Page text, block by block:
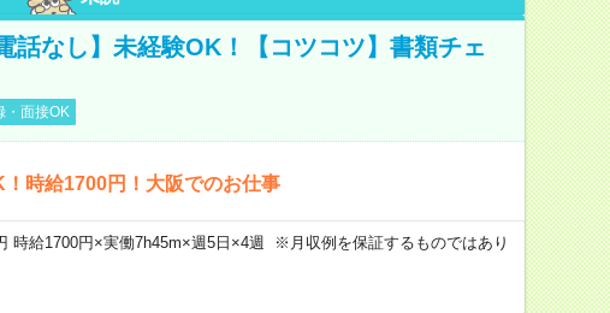
話なし】未経験OK！【コツコツ】書類チェ
・面接OK
時給1700円！大阪でのお仕事
給1700円×実働7h45m×週5日×4週 ※月収例を保証するものではあり